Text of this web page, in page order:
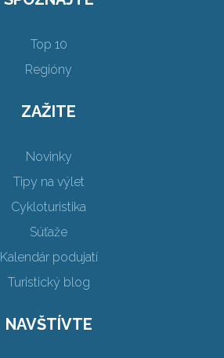
Top 10
Regióny
ZAŽITE
Novinky
Tipy na výlet
Cykloturistika
Súťaže
Kalendár podujatí
Turistický blog
NAVŠTÍVTE